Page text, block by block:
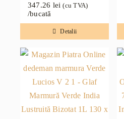
347.26 lei (cu TVA)
/bucată
Detalii